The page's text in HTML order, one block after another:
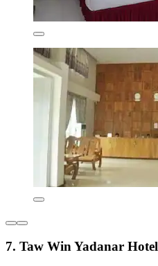
7. Taw Win Yadanar Hotel